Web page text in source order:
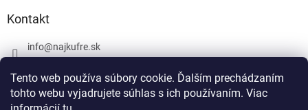
Tento web používa súbory cookie. Ďalším prechádzaním
tohto webu vyjadrujete súhlas s ich používaním. Viac
Kontakt
info@najkufre.sk
Facebook